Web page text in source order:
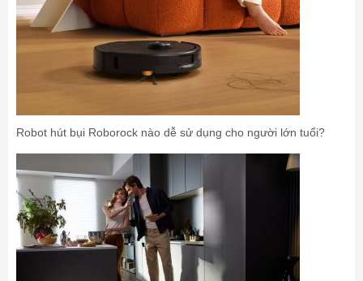
Robot hút bụi Roborock nào dễ sử dụng cho người lớn tuổi?